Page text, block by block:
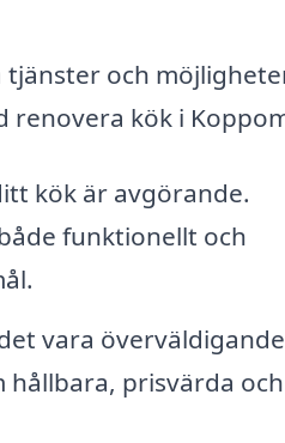
och
renovera kök i
kök är avgörande.
funktionellt och
vara
hållbara, prisvärda och